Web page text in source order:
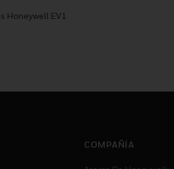
Honeywell EV1
COMPAÑÍA